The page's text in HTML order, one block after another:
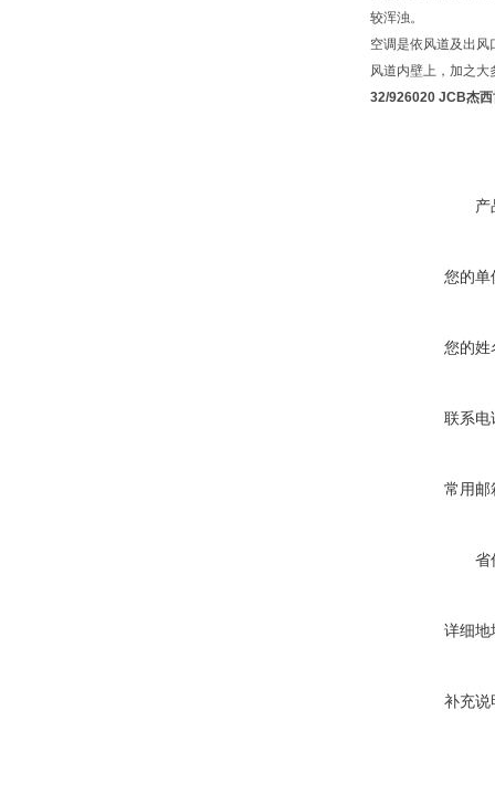
较浑浊。
空调是依风道及出
风道内壁上，加之
32/926020 JCB杰西
产
您的单
您的姓
联系电
常用邮
省
详细地
补充说